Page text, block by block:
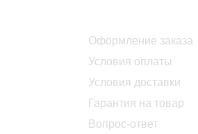
Оформление заказа
Условия оплаты
Условия доставки
Гарантия на товар
Вопрос-ответ